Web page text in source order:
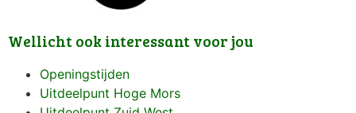
Wellicht ook interessant voor jou
Openingstijden
Uitdeelpunt Hoge Mors